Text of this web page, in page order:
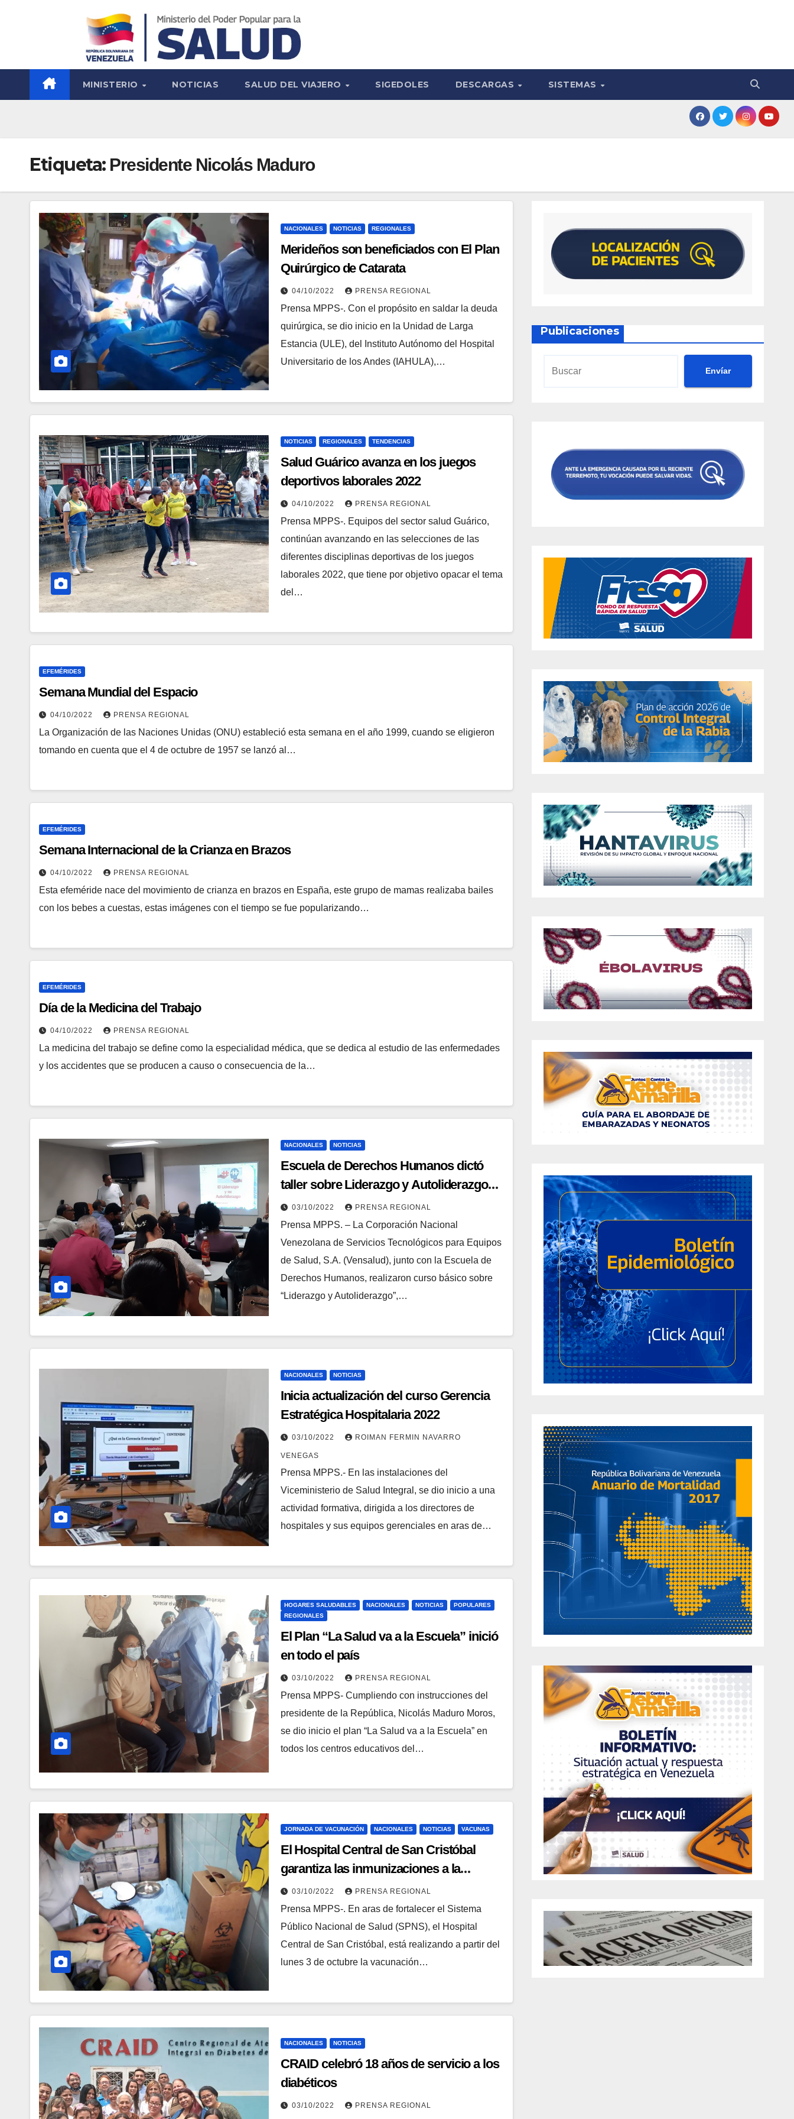
MINISTERIO NOTICIAS SALUD DEL VIAJERO SIGEDOLES DESCARGAS SISTEMAS
Etiqueta: Presidente Nicolás Maduro
NACIONALES NOTICIAS REGIONALES
Merideños son beneficiados con El Plan
Quirúrgico de Catarata
04/10/2022 PRENSA REGIONAL
Prensa MPPS-. Con el propósito en saldar la deuda
quirúrgica, se dio inicio en la Unidad de Larga
Estancia (ULE), del Instituto Autónomo del Hospital
Universitario de los Andes (IAHULA),…
NOTICIAS REGIONALES TENDENCIAS
Salud Guárico avanza en los juegos
deportivos laborales 2022
04/10/2022 PRENSA REGIONAL
Prensa MPPS-. Equipos del sector salud Guárico,
continúan avanzando en las selecciones de las
diferentes disciplinas deportivas de los juegos
laborales 2022, que tiene por objetivo opacar el tema
del…
EFEMÉRIDES
Semana Mundial del Espacio
04/10/2022 PRENSA REGIONAL
La Organización de las Naciones Unidas (ONU) estableció esta semana en el año 1999, cuando se eligieron
tomando en cuenta que el 4 de octubre de 1957 se lanzó al…
EFEMÉRIDES
Semana Internacional de la Crianza en Brazos
04/10/2022 PRENSA REGIONAL
Esta efeméride nace del movimiento de crianza en brazos en España, este grupo de mamas realizaba bailes
con los bebes a cuestas, estas imágenes con el tiempo se fue popularizando…
EFEMÉRIDES
Día de la Medicina del Trabajo
04/10/2022 PRENSA REGIONAL
La medicina del trabajo se define como la especialidad médica, que se dedica al estudio de las enfermedades
y los accidentes que se producen a causo o consecuencia de la…
NACIONALES NOTICIAS
Escuela de Derechos Humanos dictó
taller sobre Liderazgo y Autoliderazgo
para la fuerza laboral de Vensalud
03/10/2022 PRENSA REGIONAL
Prensa MPPS. – La Corporación Nacional
Venezolana de Servicios Tecnológicos para Equipos
de Salud, S.A. (Vensalud), junto con la Escuela de
Derechos Humanos, realizaron curso básico sobre
“Liderazgo y Autoliderazgo”,…
NACIONALES NOTICIAS
Inicia actualización del curso Gerencia
Estratégica Hospitalaria 2022
03/10/2022 ROIMAN FERMIN NAVARRO
VENEGAS
Prensa MPPS.- En las instalaciones del
Viceministerio de Salud Integral, se dio inicio a una
actividad formativa, dirigida a los directores de
hospitales y sus equipos gerenciales en aras de…
HOGARES SALUDABLES NACIONALES NOTICIAS
POPULARES
REGIONALES
El Plan “La Salud va a la Escuela” inició
en todo el país
03/10/2022 PRENSA REGIONAL
Prensa MPPS- Cumpliendo con instrucciones del
presidente de la República, Nicolás Maduro Moros,
se dio inicio el plan “La Salud va a la Escuela” en
todos los centros educativos del…
JORNADA DE VACUNACIÓN NACIONALES NOTICIAS VACUNAS
El Hospital Central de San Cristóbal
garantiza las inmunizaciones a la
población infantil
03/10/2022 PRENSA REGIONAL
Prensa MPPS-. En aras de fortalecer el Sistema
Público Nacional de Salud (SPNS), el Hospital
Central de San Cristóbal, está realizando a partir del
lunes 3 de octubre la vacunación…
NACIONALES NOTICIAS
CRAID celebró 18 años de servicio a los
diabéticos
03/10/2022 PRENSA REGIONAL
Publicaciones
Envíar